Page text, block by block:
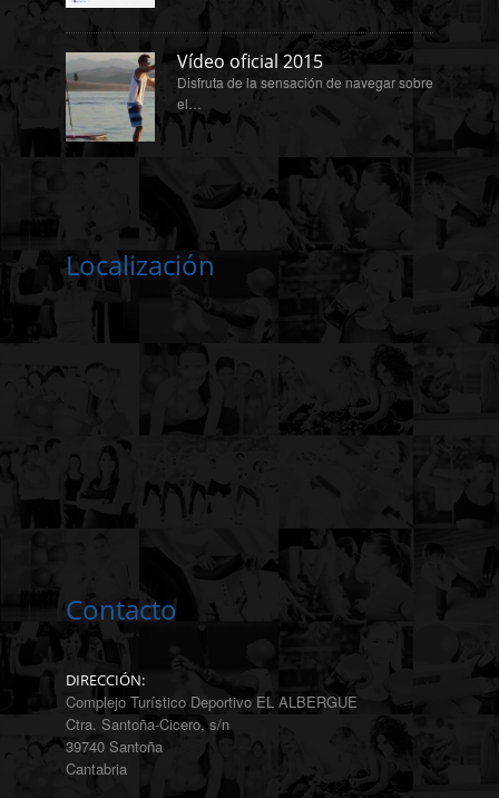
Vídeo oficial 2015
Disfruta de la sensación de navegar sobre
el…
Localización
Contacto
DIRECCIÓN:
Complejo Turístico Deportivo EL ALBERGUE
Ctra. Santoña-Cicero, s/n
39740 Santoña
Cantabria